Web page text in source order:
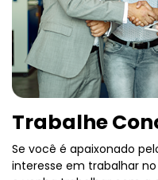
Trabalhe
Se você é apaixonado
interesse em trabalhar
e venha trabalhar com a
Envie seu currículo.